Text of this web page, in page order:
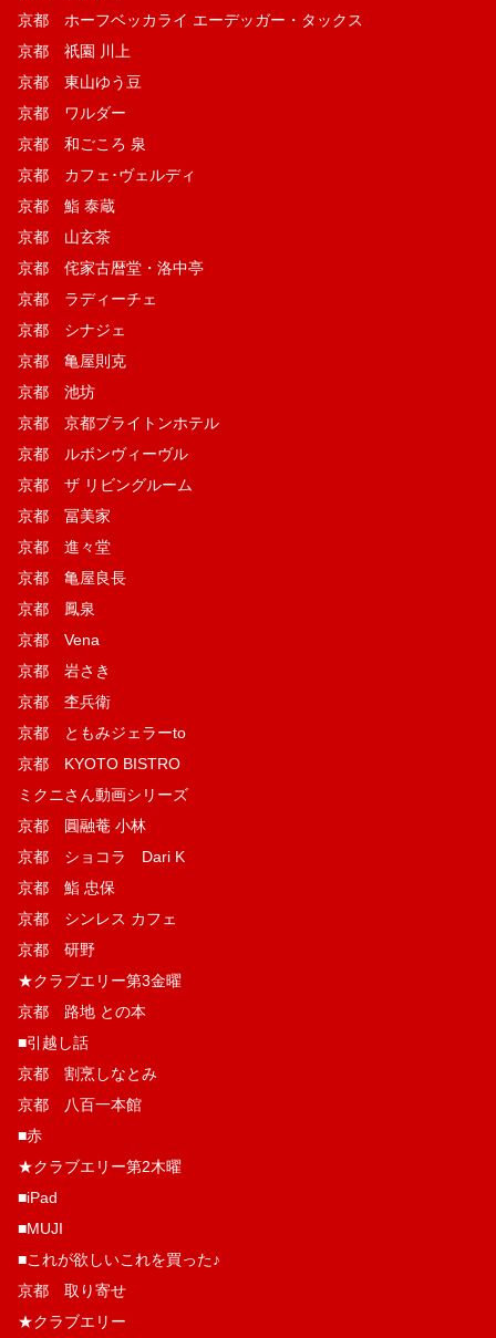
京都 ホーフベッカライ エーデッガー・タックス
京都 祇園 川上
京都 東山ゆう豆
京都 ワルダー
京都 和ごころ 泉
京都 カフェ･ヴェルディ
京都 鮨 泰蔵
京都 山玄茶
京都 侘家古暦堂・洛中亭
京都 ラディーチェ
京都 シナジェ
京都 亀屋則克
京都 池坊
京都 京都ブライトンホテル
京都 ルボンヴィーヴル
京都 ザ リビングルーム
京都 冨美家
京都 進々堂
京都 亀屋良長
京都 鳳泉
京都 Vena
京都 岩さき
京都 杢兵衛
京都 ともみジェラーto
京都 KYOTO BISTRO
ミクニさん動画シリーズ
京都 圓融菴 小林
京都 ショコラ Dari K
京都 鮨 忠保
京都 シンレス カフェ
京都 研野
★クラブエリー第3金曜
京都 路地 との本
■引越し話
京都 割烹しなとみ
京都 八百一本館
■赤
★クラブエリー第2木曜
■iPad
■MUJI
■これが欲しいこれを買った♪
京都 取り寄せ
★クラブエリー